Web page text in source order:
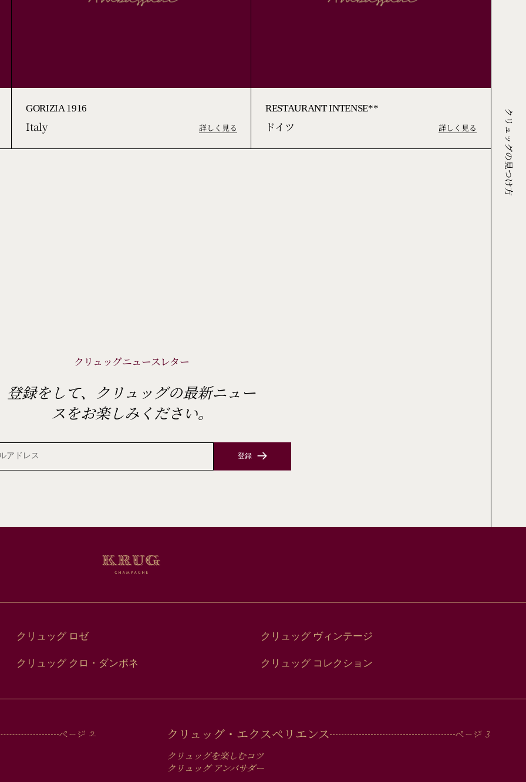
クリュッグの見つけ方
GORIZIA 1916
Italy 詳しく見る
RESTAURANT INTENSE**
ドイツ 詳しく見る
クリュッグニュースレター
登録をして、クリュッグの最新ニュー
スをお楽しみください。
登録
クリュッグ ロゼ クリュッグ ヴィンテージ
クリュッグ クロ・ダンボネ クリュッグ コレクション
クリュッグ・エクスペリエンス
クリュッグを楽しむコツ
クリュッグ アンバサダー